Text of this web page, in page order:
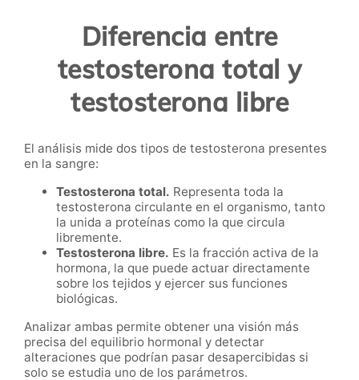
Diferencia entre
testosterona total y
testosterona libre
El análisis mide dos tipos de testosterona presentes
en la sangre:
Testosterona total. Representa toda la
testosterona circulante en el organismo, tanto
la unida a proteínas como la que circula
libremente.
Testosterona libre. Es la fracción activa de la
hormona, la que puede actuar directamente
sobre los tejidos y ejercer sus funciones
biológicas.
Analizar ambas permite obtener una visión más
precisa del equilibrio hormonal y detectar
alteraciones que podrían pasar desapercibidas si
solo se estudia uno de los parámetros.